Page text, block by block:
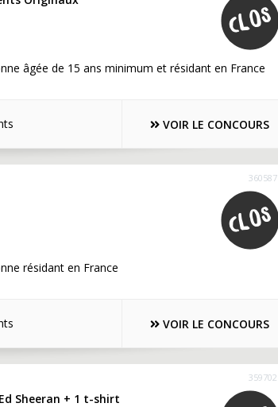
âgée de 15 ans minimum et résidant en France
VOIR LE CONCOURS
360587
résidant en France
VOIR LE CONCOURS
359702
Sheeran + 1 t-shirt